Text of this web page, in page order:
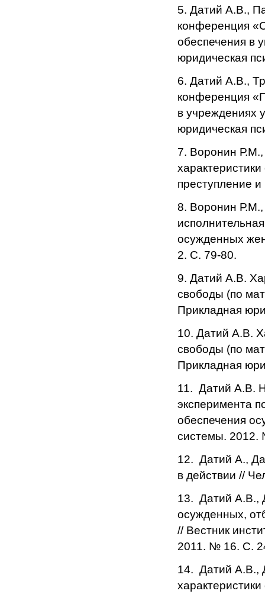
5. Датий А.В.,
конференция
обеспечения в
юридическая
6. Датий А.В.,
конференция
в учреждениях
юридическая
7. Воронин
преступление
8. Воронин
осужденных
2. С. 79-80.
9. Датий А.В.
свободы (по
Прикладная
10. Датий А.В.
свободы (по
Прикладная
11. Датий А.В.
эксперимента
обеспечения
системы.
12. Датий А.,
в действии //
13. Датий А.В.,
осужденных,
// Вестник
2011. № 16. С.
14. Датий А.В.,